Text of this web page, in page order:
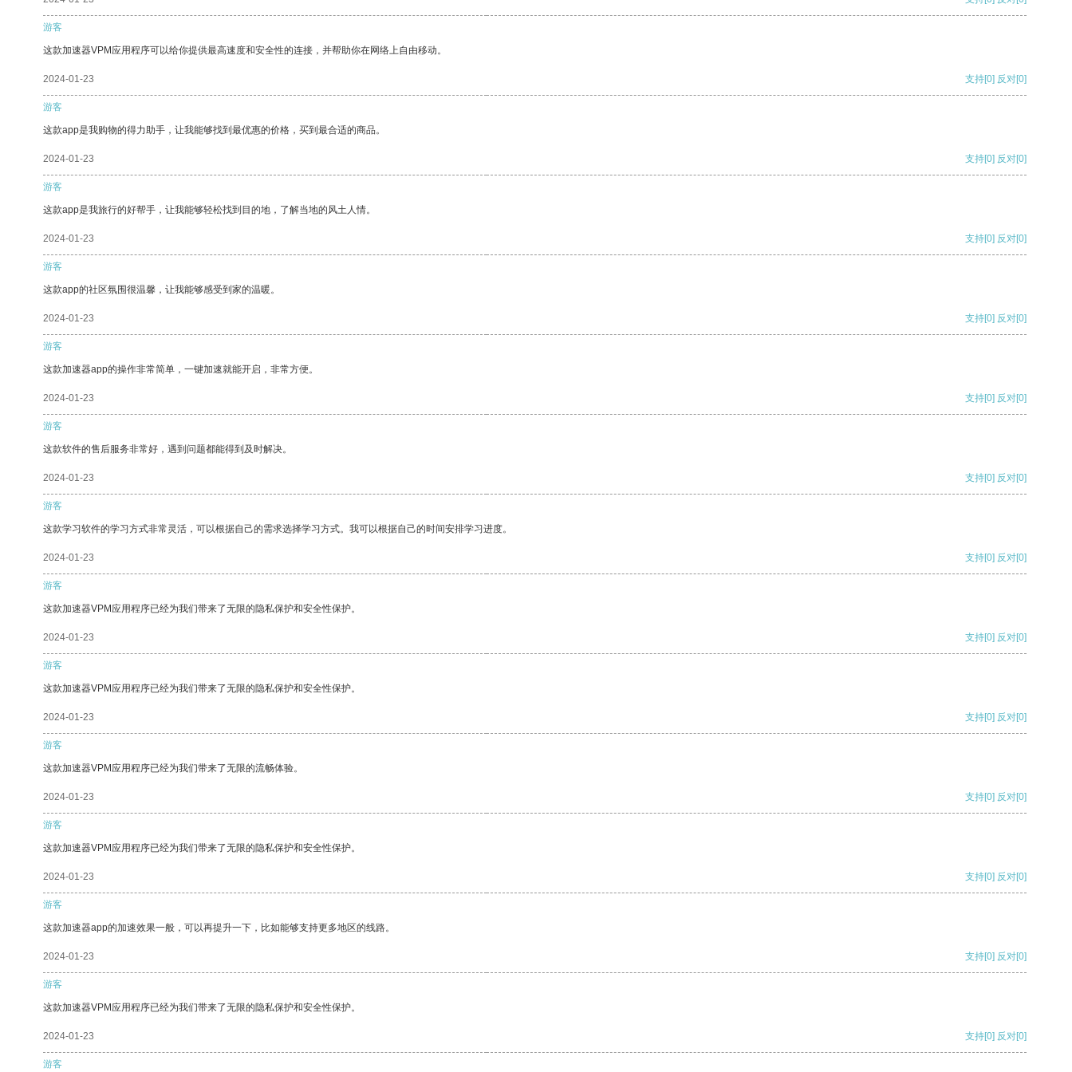
游客
这款加速器VPM应用程序可以给你提供最高速度和安全性的连接，并帮助你在网络上自由移动。
2024-01-23 支持[0] 反对[0]
游客
这款app是我购物的得力助手，让我能够找到最优惠的价格，买到最合适的商品。
2024-01-23 支持[0] 反对[0]
游客
这款app是我旅行的好帮手，让我能够轻松找到目的地，了解当地的风土人情。
2024-01-23 支持[0] 反对[0]
游客
这款app的社区氛围很温馨，让我能够感受到家的温暖。
2024-01-23 支持[0] 反对[0]
游客
这款加速器app的操作非常简单，一键加速就能开启，非常方便。
2024-01-23 支持[0] 反对[0]
游客
这款软件的售后服务非常好，遇到问题都能得到及时解决。
2024-01-23 支持[0] 反对[0]
游客
这款学习软件的学习方式非常灵活，可以根据自己的需求选择学习方式。我可以根据自己的时间安排学习进度。
2024-01-23 支持[0] 反对[0]
游客
这款加速器VPM应用程序已经为我们带来了无限的隐私保护和安全性保护。
2024-01-23 支持[0] 反对[0]
游客
这款加速器VPM应用程序已经为我们带来了无限的隐私保护和安全性保护。
2024-01-23 支持[0] 反对[0]
游客
这款加速器VPM应用程序已经为我们带来了无限的流畅体验。
2024-01-23 支持[0] 反对[0]
游客
这款加速器VPM应用程序已经为我们带来了无限的隐私保护和安全性保护。
2024-01-23 支持[0] 反对[0]
游客
这款加速器app的加速效果一般，可以再提升一下，比如能够支持更多地区的线路。
2024-01-23 支持[0] 反对[0]
游客
这款加速器VPM应用程序已经为我们带来了无限的隐私保护和安全性保护。
2024-01-23 支持[0] 反对[0]
游客